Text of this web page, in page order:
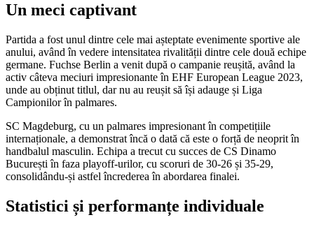
Un meci captivant
Partida a fost unul dintre cele mai așteptate evenimente sportive ale
anului, având în vedere intensitatea rivalității dintre cele două echipe
germane. Fuchse Berlin a venit după o campanie reușită, având la
activ câteva meciuri impresionante în EHF European League 2023,
unde au obținut titlul, dar nu au reușit să își adauge și Liga
Campionilor în palmares.
SC Magdeburg, cu un palmares impresionant în competițiile
internaționale, a demonstrat încă o dată că este o forță de neoprit în
handbalul masculin. Echipa a trecut cu succes de CS Dinamo
București în faza playoff-urilor, cu scoruri de 30-26 și 35-29,
consolidându-și astfel încrederea în abordarea finalei.
Statistici și performanțe individuale